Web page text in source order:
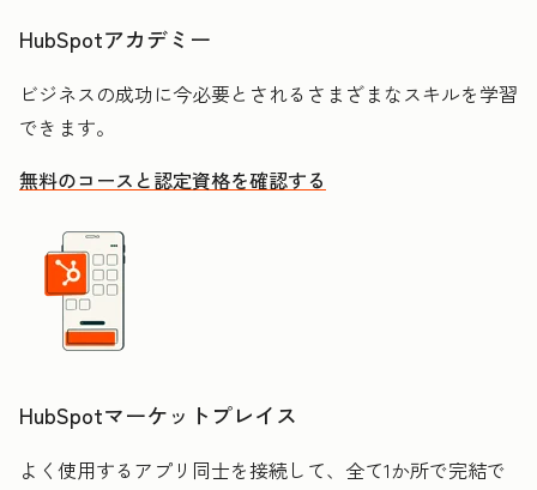
HubSpotアカデミー
ビジネスの成功に今必要とされるさまざまなスキルを学習
できます。
無料のコースと認定資格を確認する
HubSpotマーケットプレイス
よく使用するアプリ同士を接続して、全て1か所で完結で